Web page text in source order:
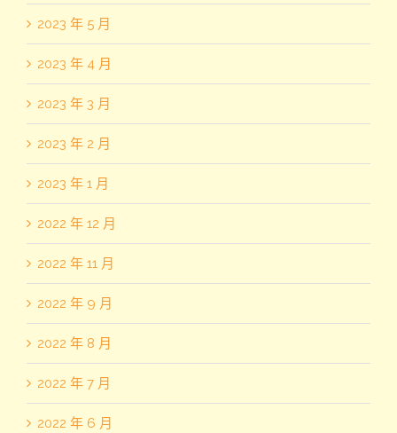
2023 年 5 月
2023 年 4 月
2023 年 3 月
2023 年 2 月
2023 年 1 月
2022 年 12 月
2022 年 11 月
2022 年 9 月
2022 年 8 月
2022 年 7 月
2022 年 6 月